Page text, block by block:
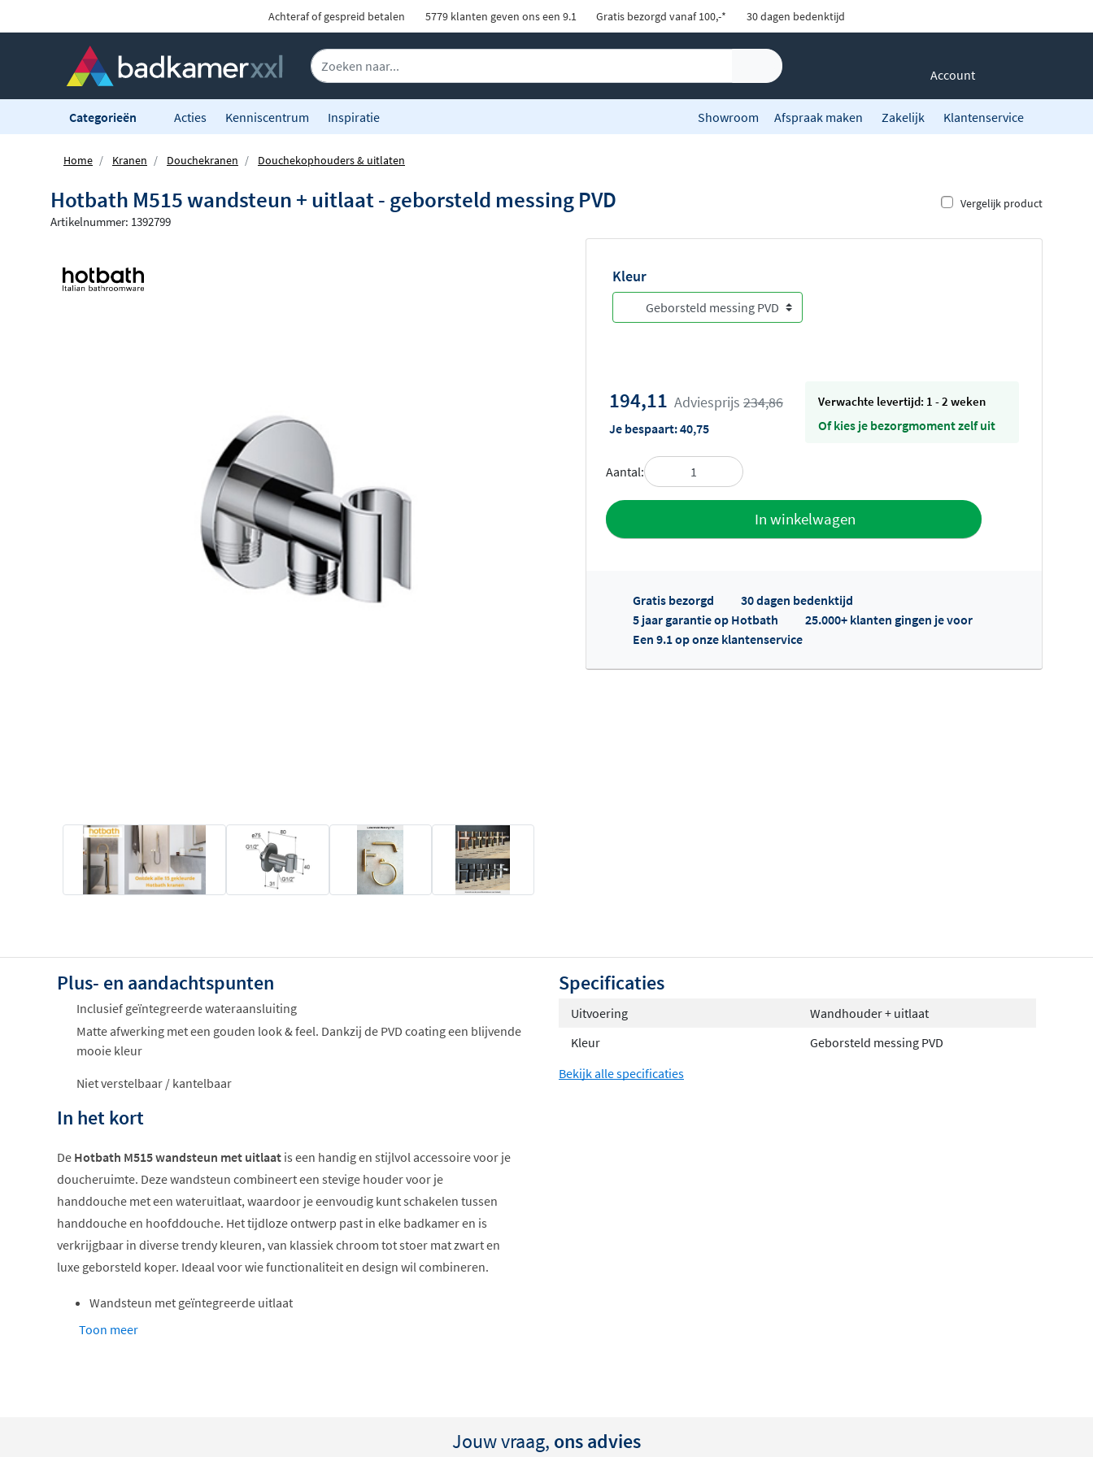
Achteraf of gespreid betalen 5779 klanten geven ons een 9.1 Gratis bezorgd vanaf 100,-* 30 dagen bedenktijd
Account
Categorieën Acties Kenniscentrum Inspiratie Showroom Afspraak maken Zakelijk Klantenservice
Home Kranen Douchekranen Douchekophouders & uitlaten
Hotbath M515 wandsteun + uitlaat - geborsteld messing PVD Vergelijk product
Artikelnummer: 1392799
Kleur
194,11 Adviesprijs 234,86
Je bespaart:40,75
Verwachte levertijd: 1 - 2 weken
Of kies je bezorgmoment zelf uit
Aantal:
In winkelwagen
Toevoegen aan offerte
Offertes ophalen...
Gratis bezorgd
30 dagen bedenktijd
5 jaar garantie op Hotbath
25.000+ klanten gingen je voor
Een 9.1 op onze klantenservice
Plus- en aandachtspunten
Inclusief geïntegreerde wateraansluiting
Matte afwerking met een gouden look & feel. Dankzij de PVD coating een blijvende
mooie kleur
Niet verstelbaar / kantelbaar
In het kort
De Hotbath M515 wandsteun met uitlaat is een handig en stijlvol accessoire voor je
doucheruimte. Deze wandsteun combineert een stevige houder voor je
handdouche met een wateruitlaat, waardoor je eenvoudig kunt schakelen tussen
handdouche en hoofddouche. Het tijdloze ontwerp past in elke badkamer en is
verkrijgbaar in diverse trendy kleuren, van klassiek chroom tot stoer mat zwart en
luxe geborsteld koper. Ideaal voor wie functionaliteit en design wil combineren.
Wandsteun met geïntegreerde uitlaat
Geschikt voor handdouche en hoofddouche
Toon meer
Specificaties
Uitvoering
Wandhouder + uitlaat
Kleur
Geborsteld messing PVD
Bekijk alle specificaties
Jouw vraag, ons advies